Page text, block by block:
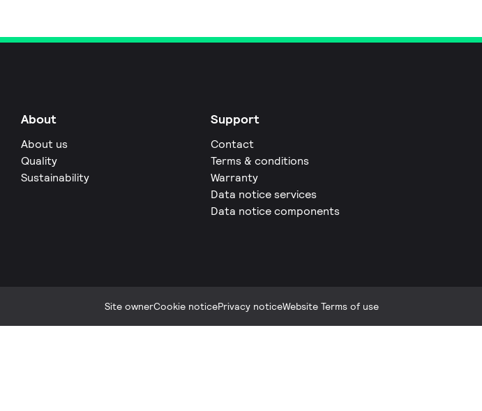
About
About us
Quality
Sustainability
Support
Contact
Terms & conditions
Warranty
Data notice services
Data notice components
Site ownerCookie noticePrivacy noticeWebsite Terms of use